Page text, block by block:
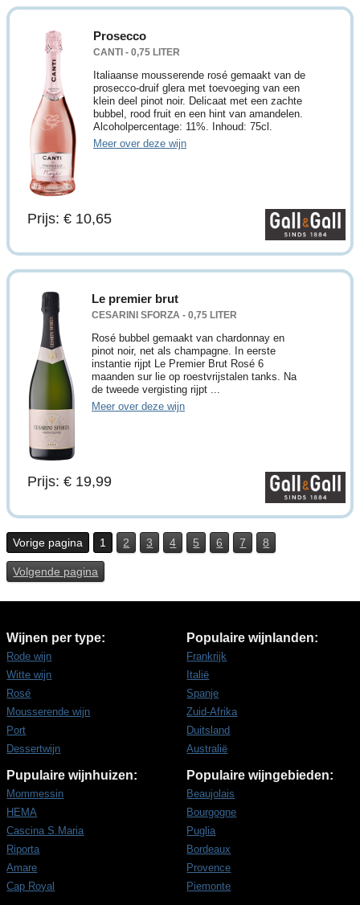
Prosecco
CANTI - 0,75 LITER
Italiaanse mousserende rosé gemaakt van de
prosecco-druif glera met toevoeging van een
klein deel pinot noir. Delicaat met een zachte
bubbel, rood fruit en een hint van amandelen.
Alcoholpercentage: 11%. Inhoud: 75cl.
Meer over deze wijn
Prijs: € 10,65
Le premier brut
CESARINI SFORZA - 0,75 LITER
Rosé bubbel gemaakt van chardonnay en
pinot noir, net als champagne. In eerste
instantie rijpt Le Premier Brut Rosé 6
maanden sur lie op roestvrijstalen tanks. Na
de tweede vergisting rijpt ...
Meer over deze wijn
Prijs: € 19,99
Vorige pagina 1 2 3 4 5 6 7 8
Volgende pagina
Wijnen per type:
Rode wijn
Witte wijn
Rosé
Mousserende wijn
Port
Dessertwijn
Populaire wijnlanden:
Frankrijk
Italië
Spanje
Zuid-Afrika
Duitsland
Australië
Pupulaire wijnhuizen:
Mommessin
HEMA
Cascina S.Maria
Riporta
Amare
Cap Royal
Populaire wijngebieden:
Beaujolais
Bourgogne
Puglia
Bordeaux
Provence
Piemonte